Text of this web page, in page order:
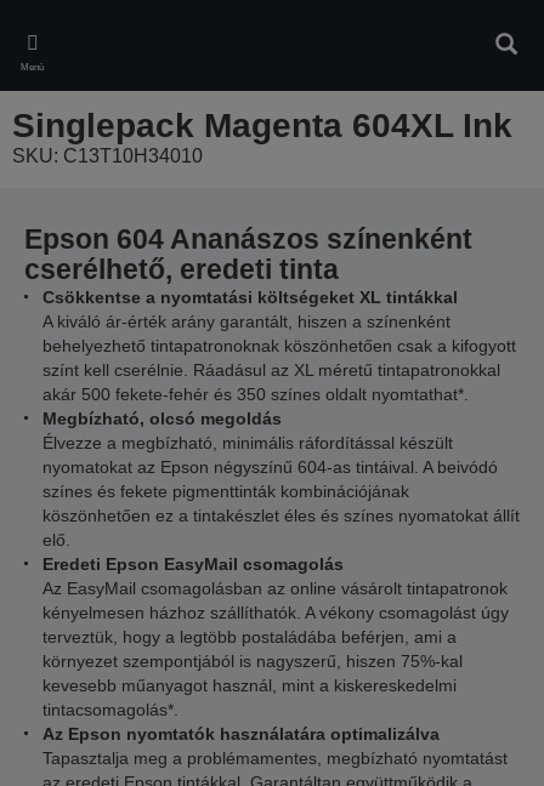
main
content
Menü
Singlepack Magenta 604XL Ink
SKU: C13T10H34010
Epson 604 Ananászos színenként
cserélhető, eredeti tinta
Csökkentse a nyomtatási költségeket XL tintákkal
A kiváló ár-érték arány garantált, hiszen a színenként
behelyezhető tintapatronoknak köszönhetően csak a kifogyott
színt kell cserélnie. Ráadásul az XL méretű tintapatronokkal
akár 500 fekete-fehér és 350 színes oldalt nyomtathat*.
Megbízható, olcsó megoldás
Élvezze a megbízható, minimális ráfordítással készült
nyomatokat az Epson négyszínű 604-as tintáival. A beivódó
színes és fekete pigmenttinták kombinációjának
köszönhetően ez a tintakészlet éles és színes nyomatokat állít
elő.
Eredeti Epson EasyMail csomagolás
Az EasyMail csomagolásban az online vásárolt tintapatronok
kényelmesen házhoz szállíthatók. A vékony csomagolást úgy
terveztük, hogy a legtöbb postaládába beférjen, ami a
környezet szempontjából is nagyszerű, hiszen 75%-kal
kevesebb műanyagot használ, mint a kiskereskedelmi
tintacsomagolás*.
Az Epson nyomtatók használatára optimalizálva
Tapasztalja meg a problémamentes, megbízható nyomtatást